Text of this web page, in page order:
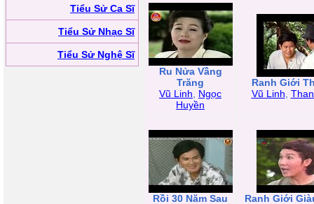
Tiểu Sử Ca Sĩ
Tiểu Sử Nhạc Sĩ
Tiểu Sử Nghệ Sĩ
Ru Nửa Vầng
Trăng
Vũ Linh
Ngọc
Huyền
Ranh Giới
Vũ Linh
Rồi 30 Năm Sau
Ranh Giới